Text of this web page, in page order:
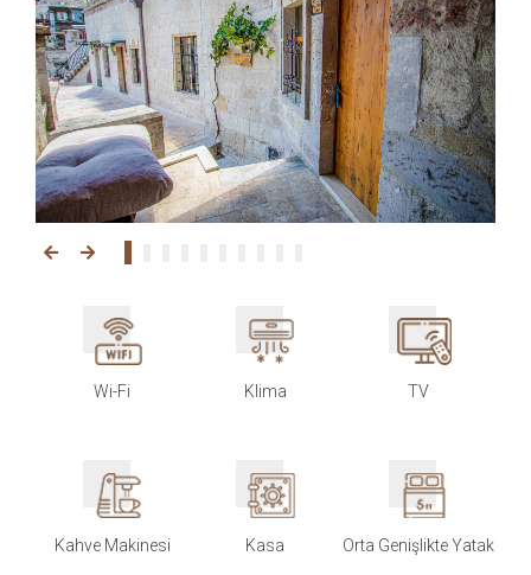
Wi-Fi Klima TV
Kahve Makinesi Kasa Orta Genişlikte Yatak